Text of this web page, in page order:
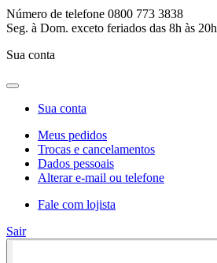
Número de telefone 0800 773 3838
Seg. à Dom. exceto feriados das 8h às 20h
Sua conta
Sua conta
Meus pedidos
Trocas e cancelamentos
Dados pessoais
Alterar e-mail ou telefone
Fale com lojista
Sair